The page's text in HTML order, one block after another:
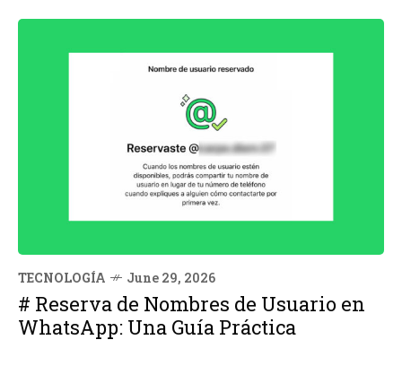
TECNOLOGÍA June 29, 2026
# Reserva de Nombres de Usuario en
WhatsApp: Una Guía Práctica